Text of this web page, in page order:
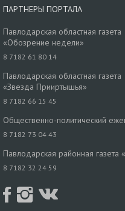
ПАРТНЕРЫ ПОРТАЛА
Павлодарская областная газета
«Обозрение недели»
8 7182 61 80 14
Павлодарская областная газета
«Звезда Прииртышья»
8 7182 66 15 45
Общественно-политический
8 7182 73 04 43
Павлодарская районная газета
8 7182 32 24 59